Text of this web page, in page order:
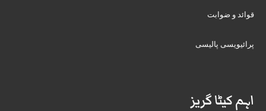
قوائد و ضوابت
پرائیویسی پالیسی
اہم کیٹا گریز